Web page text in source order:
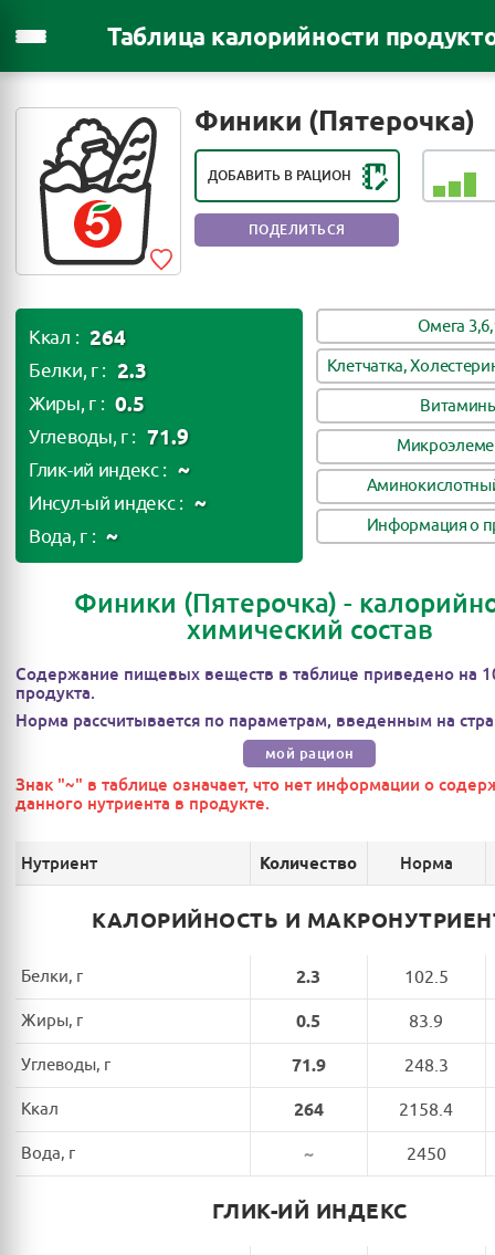
Таблица калорийности
Финики (Пятерочка)
ДОБАВИТЬ В РАЦИОН
КОЛИЧЕСТВАХ
ПОДЕЛИТЬСЯ
Ккал : 264
Белки, г : 2.3
Жиры, г : 0.5
Углеводы, г : 71.9
Глик-ий индекс : ~
Инсул-ый индекс : ~
Вода, г : ~
Омега
Клетчатка,
Информация о
Финики (Пятерочка) -
химический состав
Содержание пищевых веществ в таблице приведено на
продукта.
Норма рассчитывается по параметрам, введенным на
мой рацион
Знак "~" в таблице означает, что нет информации о
данного нутриента в продукте.
Нутриент Количество Норма
КАЛОРИЙНОСТЬ И
Белки, г 2.3 102.5
Жиры, г 0.5 83.9
Углеводы, г 71.9 248.3
Ккал 264 2158.4
Вода, г ~ 2450
ГЛИК-ИЙ ИНДЕКС